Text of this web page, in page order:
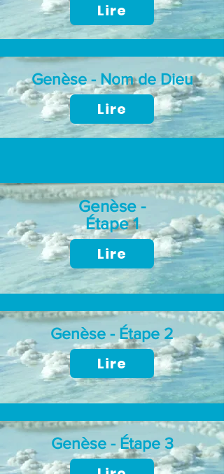
Lire
Genèse - Nom de Dieu
Lire
Genèse -
Étape 1
Lire
Genèse - Étape 2
Lire
Genèse - Étape 3